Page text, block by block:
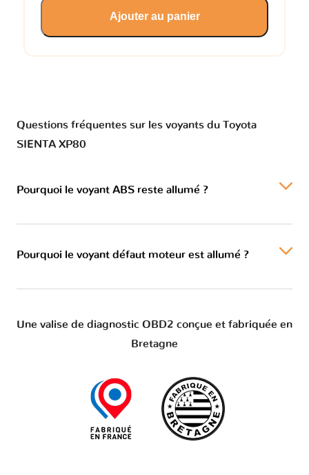
Ajouter au panier
Questions fréquentes sur les voyants du Toyota
SIENTA XP80
Pourquoi le voyant ABS reste allumé ?
Pourquoi le voyant défaut moteur est allumé ?
Une valise de diagnostic OBD2 conçue et fabriquée en
Bretagne